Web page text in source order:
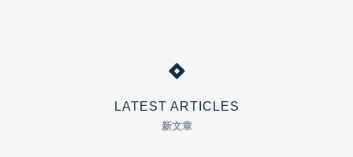
LATEST ARTICLES
新文章